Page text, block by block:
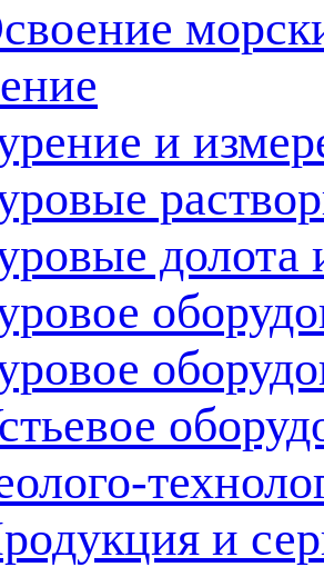
и
долота
и